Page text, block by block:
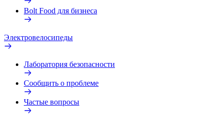
Bolt Food для бизнеса
Электровелосипеды
Лаборатория безопасности
Сообщить о проблеме
Частые вопросы